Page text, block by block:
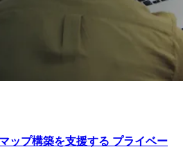
ップ構築を支援する プライベー